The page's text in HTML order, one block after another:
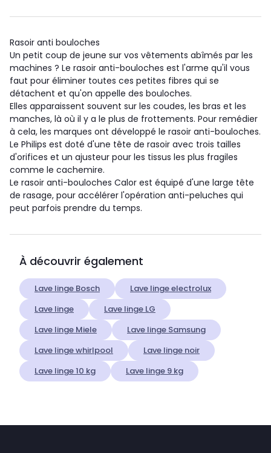
Rasoir anti bouloches
Un petit coup de jeune sur vos vêtements abîmés par les
machines ? Le rasoir anti-bouloches est l'arme qu'il vous
faut pour éliminer toutes ces petites fibres qui se
détachent et qu'on appelle des bouloches.
Elles apparaissent souvent sur les coudes, les bras et les
manches, là où il y a le plus de frottements. Pour remédier
à cela, les marques ont développé le rasoir anti-bouloches.
Le Philips est doté d'une tête de rasoir avec trois tailles
d'orifices et un ajusteur pour les tissus les plus fragiles
comme le cachemire.
Le rasoir anti-bouloches Calor est équipé d'une large tête
de rasage, pour accélérer l'opération anti-peluches qui
peut parfois prendre du temps.
À découvrir également
Lave linge Bosch
Lave linge electrolux
Lave linge
Lave linge LG
Lave linge Miele
Lave linge Samsung
Lave linge whirlpool
Lave linge noir
Lave linge 10 kg
Lave linge 9 kg